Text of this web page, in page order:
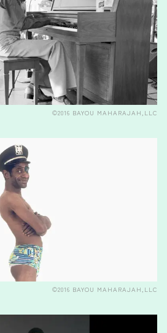
©2016 BAYOU MAHARAJAH,LLC
©2016 BAYOU MAHARAJAH,LLC